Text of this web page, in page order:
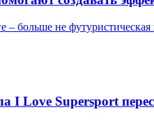
– больше не
I Love Supersport